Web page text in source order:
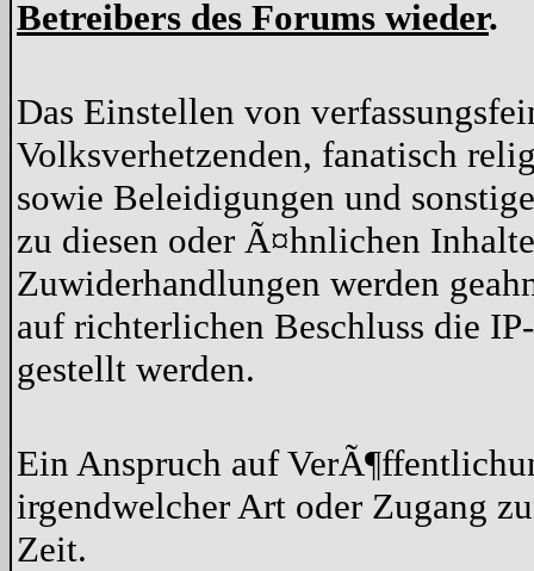
Betreibers des Forums wieder.
Das Einstellen von
Volksverhetzenden, fanatisch
sowie Beleidigungen und
zu diesen oder Ã¤hnlichen
Zuwiderhandlungen werden
auf richterlichen Beschluss die
gestellt werden.
Ein Anspruch auf
irgendwelcher Art oder Zugang
Zeit.